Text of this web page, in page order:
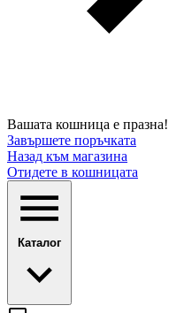
Вашата кошница е празна!
Завършете поръчката
Назад към магазина
Отидете в кошницата
Каталог